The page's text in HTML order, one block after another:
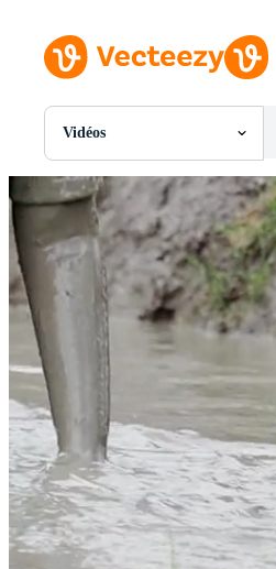
Vidéos
Toutes Images
Photos
PNGs
PSDs
SVGs
Modèles
Vecteurs
Vidéos
Motion graphics
Images Éditoriales
Événements Éditoriaux